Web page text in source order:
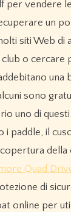
per vendere
un
siti Web di
club o cercare
una
sono
uno di
i paddle, il
della
Quad
di
online per